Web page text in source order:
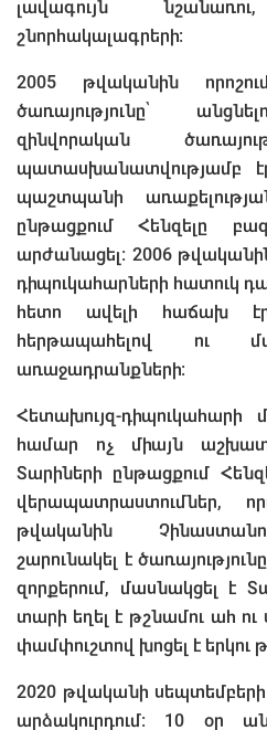
լավագույն
շնորհակալագրերի։
2005 թվականին
ծառայությունը՝
զինվորական
պատասխանատվությամբ
պաշտպանի
ընթացքում Հենզելը
արժանացել։ 2006
դիպուկահարների հատուկ
հետո ավելի հաճախ էր
հերթապահելով ու
առաջադրանքների։
Հետախույզ-դիպուկահարի
համար ոչ միայն
Տարիների ընթացքում
վերապատրաստումներ,
թվականին
շարունակել է
զորքերում, մասնակցել է
տարի եղել է թշնամու ահ ու
փամփուշտով խոցել է երկու
2020 թվականի սեպտեմբերի
արձակուրդում։ 10 օր